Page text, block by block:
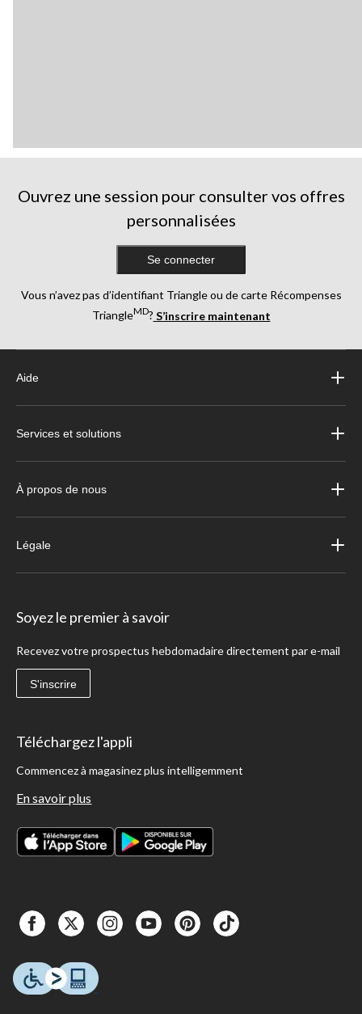
Ouvrez une session pour consulter vos offres
personnalisées
Se connecter
Vous n’avez pas d’identifiant Triangle ou de carte Récompenses
TriangleMD? S’inscrire maintenant
Aide
Services et solutions
À propos de nous
Légale
Soyez le premier à savoir
Recevez votre prospectus hebdomadaire directement par e-mail
S'inscrire
Téléchargez l'appli
Commencez à magasinez plus intelligemment
En savoir plus